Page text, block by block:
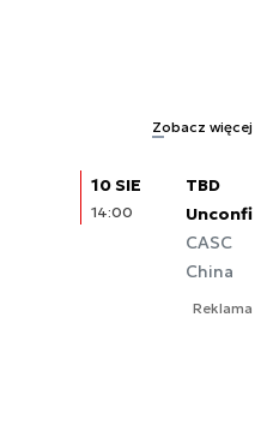
Zobacz więcej
10 SIE
14:00
TBD
CASC
China
Reklama